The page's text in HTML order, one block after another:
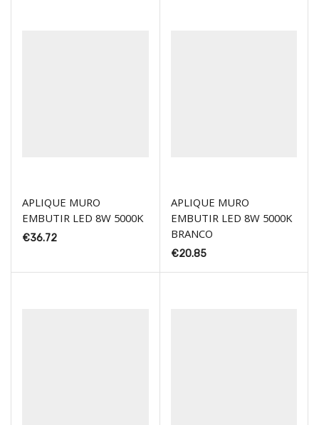
APLIQUE MURO
EMBUTIR LED 8W 5000K
€36.72
APLIQUE MURO
EMBUTIR LED 8W 5000K
BRANCO
€20.85